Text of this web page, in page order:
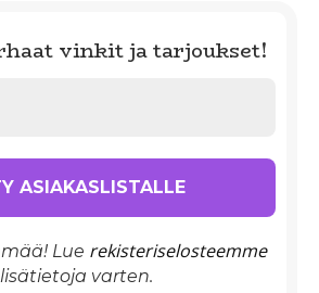
vinkit ja tarjoukset!
Lue rekisteriselosteemme
lisätietoja varten.